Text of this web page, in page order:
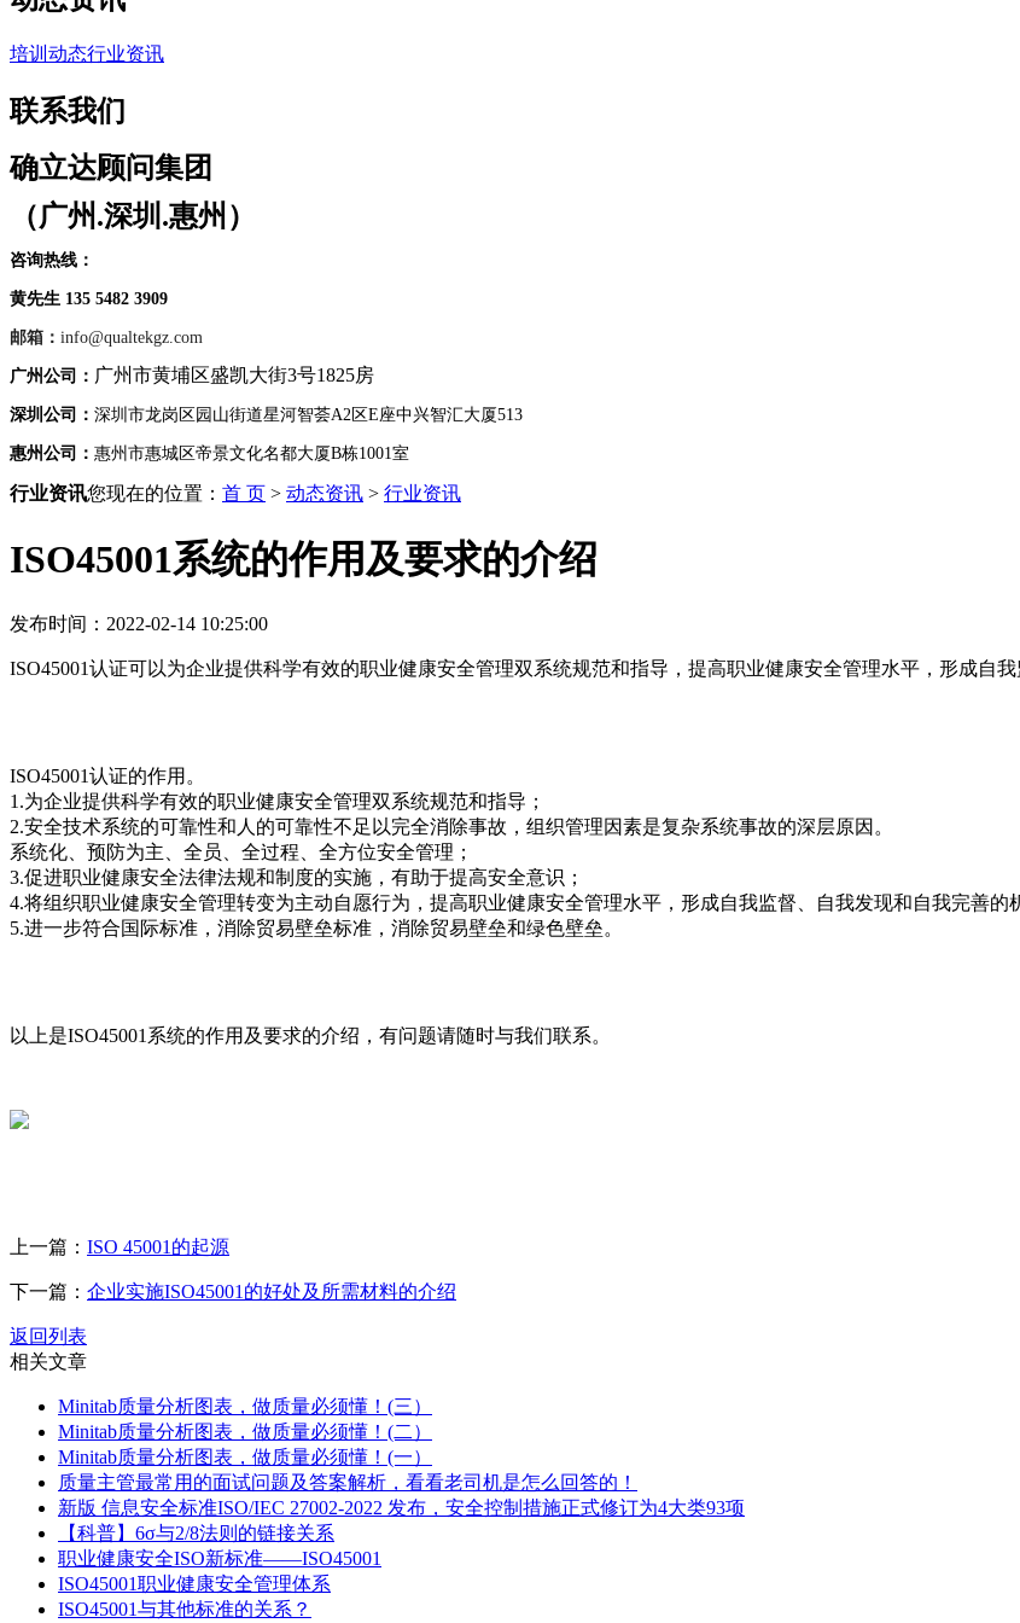
培训动态行业资讯
联系我们
确立达顾问集团
（广州.深圳.惠州）
咨询热线：
黄先生 135 5482 3909
邮箱： info@qualtekgz.com
广州公司： 广州市黄埔区盛凯大街3号1825房
深圳公司： 深圳市龙岗区园山街道星河智荟A2区E座中兴智汇大厦513
惠州公司： 惠州市惠城区帝景文化名都大厦B栋1001室
行业资讯您现在的位置： 首 页 > 动态资讯 > 行业资讯
ISO45001系统的作用及要求的介绍
发布时间：2022-02-14 10:25:00
ISO45001认证可以为企业提供科学有效的职业健康安全管理双系统规范和指导，提高职业健康安全管理水平，形成自
ISO45001认证的作用。
1.为企业提供科学有效的职业健康安全管理双系统规范和指导；
2.安全技术系统的可靠性和人的可靠性不足以完全消除事故，组织管理因素是复杂系统事故的深层原因。
系统化、预防为主、全员、全过程、全方位安全管理；
3.促进职业健康安全法律法规和制度的实施，有助于提高安全意识；
4.将组织职业健康安全管理转变为主动自愿行为，提高职业健康安全管理水平，形成自我监督、自我发现和自我完善的
5.进一步符合国际标准，消除贸易壁垒标准，消除贸易壁垒和绿色壁垒。
以上是ISO45001系统的作用及要求的介绍，有问题请随时与我们联系。
上一篇： ISO 45001的起源
下一篇： 企业实施ISO45001的好处及所需材料的介绍
返回列表
相关文章
Minitab质量分析图表，做质量必须懂！(三）
Minitab质量分析图表，做质量必须懂！(二）
Minitab质量分析图表，做质量必须懂！(一）
质量主管最常用的面试问题及答案解析，看看老司机是怎么回答的！
新版 信息安全标准ISO/IEC 27002-2022 发布，安全控制措施正式修订为4大类93项
【科普】6σ与2/8法则的链接关系
职业健康安全ISO新标准——ISO45001
ISO45001职业健康安全管理体系
ISO45001与其他标准的关系？